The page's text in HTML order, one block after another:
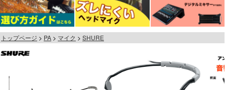
トップページ PA マイク SHURE